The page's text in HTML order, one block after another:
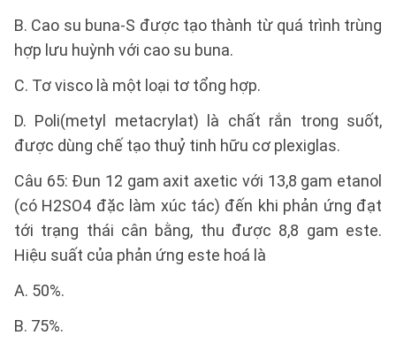
B. Cao su buna-S được tạo thành từ quá trình trùng
hợp lưu huỳnh với cao su buna.
C. Tơ visco là một loại tơ tổng hợp.
D. Poli(metyl metacrylat) là chất rắn trong suốt,
được dùng chế tạo thuỷ tinh hữu cơ plexiglas.
Câu 65: Đun 12 gam axit axetic với 13,8 gam etanol
(có H2SO4 đặc làm xúc tác) đến khi phản ứng đạt
tới trạng thái cân bằng, thu được 8,8 gam este.
Hiệu suất của phản ứng este hoá là
A. 50%.
B. 75%.